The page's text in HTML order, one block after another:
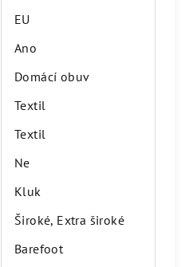
EU
Ano
Domácí obuv
Textil
Textil
Ne
Kluk
Široké, Extra široké
Barefoot